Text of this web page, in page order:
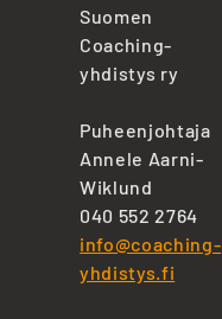
Suomen
Coaching-
yhdistys ry
Puheenjohtaja
Annele Aarni-
Wiklund
040 552 2764
info@coaching-
yhdistys.fi